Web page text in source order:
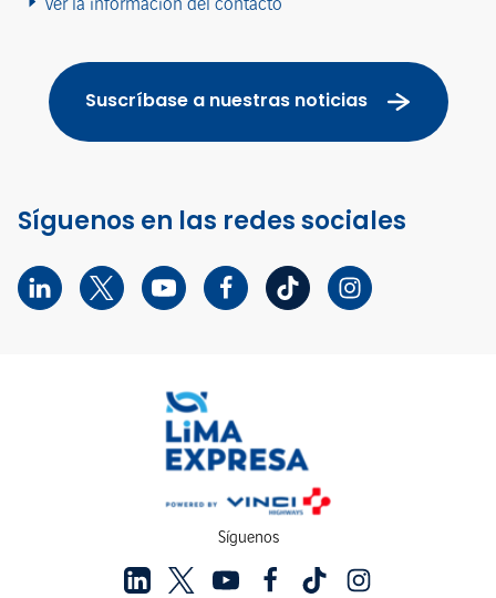
Ver la información del contacto
Suscríbase a nuestras noticias
Síguenos en las redes sociales
Síguenos